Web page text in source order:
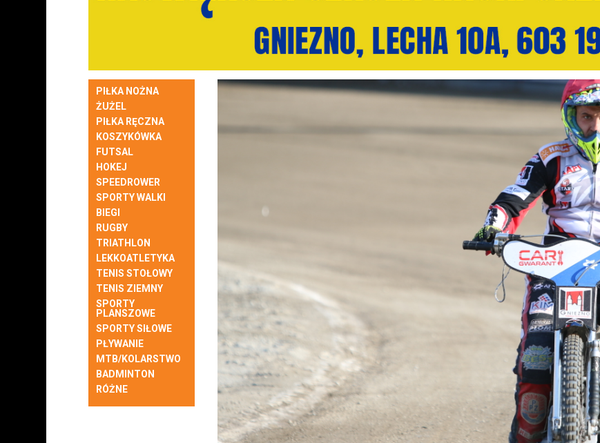
PIŁKA NOŻNA
ŻUŻEL
PIŁKA RĘCZNA
KOSZYKÓWKA
FUTSAL
HOKEJ
SPEEDROWER
SPORTY WALKI
BIEGI
RUGBY
TRIATHLON
LEKKOATLETYKA
TENIS STOŁOWY
TENIS ZIEMNY
SPORTY
PLANSZOWE
SPORTY SIŁOWE
PŁYWANIE
MTB/KOLARSTWO
BADMINTON
RÓŻNE